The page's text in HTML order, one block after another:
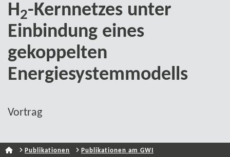
H2-​Kernnetzes unter
Einbindung eines
gekoppelten
Energiesystemmodells
Vortrag
Publikationen
Publikationen am GWI